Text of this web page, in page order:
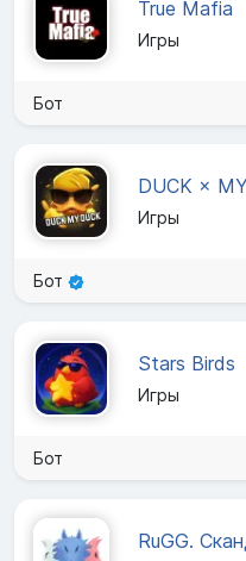
True Mafia
Игры
Бот
DUCK ×
Игры
Бот
Stars Birds
Игры
Бот
RuGG.